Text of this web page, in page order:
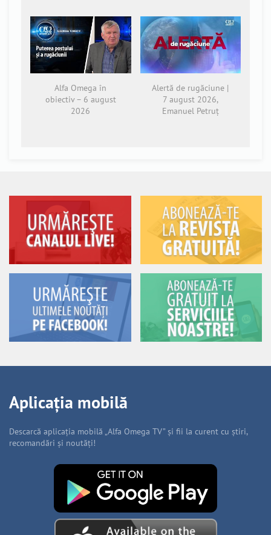
Alfa Omega în
obiectiv – 6 august
2026
Alertă de rugăciune |
7 august 2026,
Emanuel Petruț
Aplicația mobilă
Descarcă aplicația mobilă „Alfa Omega TV” și fii la curent cu știri,
recomandări și noutăți!